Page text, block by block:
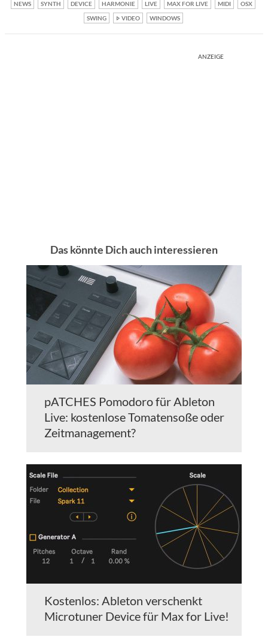
NEWS SYNTH DEVICE HARMONIE LIVE MAX FOR LIVE MIDI
OSX
SWING
VIDEO WINDOWS
ANZEIGE
Das könnte Dich auch interessieren
pATCHES Pomodoro für Ableton
Live: kostenlose Tomatensoße oder
Zeitmanagement?
Kostenlos: Ableton verschenkt
Microtuner Device für Max for Live!